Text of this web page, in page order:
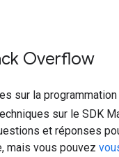
Overflow
sur la programmation
sur le SDK
et réponses
mais vous pouvez